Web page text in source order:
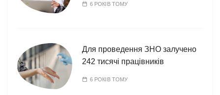
6 РОКІВ ТОМУ
Для проведення ЗНО залучено
242 тисячі працівників
6 РОКІВ ТОМУ